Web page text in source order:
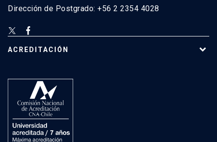
Dirección de Postgrado: +56 2 2354 4028
ACREDITACIÓN